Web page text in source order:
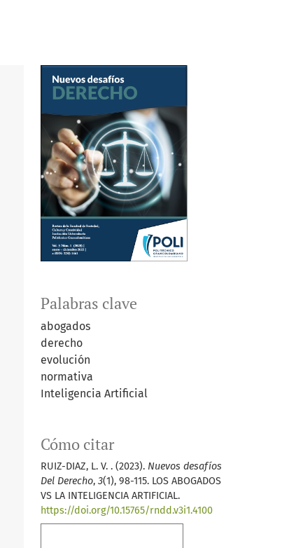
Palabras clave
abogados
derecho
evolución
normativa
Inteligencia Artificial
Cómo citar
RUIZ-DIAZ, L. V. . (2023). Nuevos desafíos
Del Derecho, 3(1), 98-115. LOS ABOGADOS
VS LA INTELIGENCIA ARTIFICIAL.
https://doi.org/10.15765/rndd.v3i1.4100